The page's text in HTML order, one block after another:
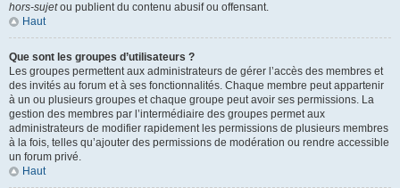
hors-sujetou publient du contenu abusif ou offensant.
Haut
Que sont les groupes d’utilisateurs ?
Les groupes permettent aux administrateurs de gérer l’accès des membres et
des invités au forum et à ses fonctionnalités. Chaque membre peut appartenir
à un ou plusieurs groupes et chaque groupe peut avoir ses permissions. La
gestion des membres par l’intermédiaire des groupes permet aux
administrateurs de modifier rapidement les permissions de plusieurs membres
à la fois, telles qu’ajouter des permissions de modération ou rendre accessible
un forum privé.
Haut